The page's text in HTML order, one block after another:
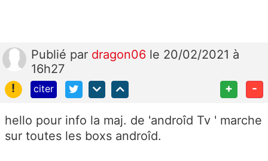
Publié par dragon06 le 20/02/2021 à
16h27
!
citer + -
hello pour info la maj. de 'androîd Tv ' marche
sur toutes les boxs androîd.